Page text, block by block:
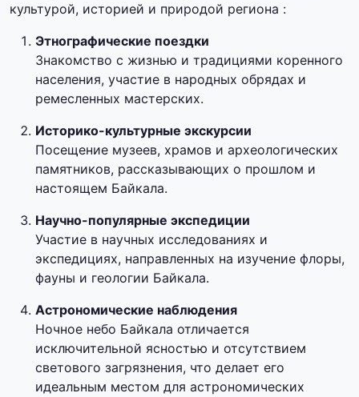
культурой, историей и природой региона :
Этнографические поездки
Знакомство с жизнью и традициями коренного
населения, участие в народных обрядах и
ремесленных мастерских.
Историко-культурные экскурсии
Посещение музеев, храмов и археологических
памятников, рассказывающих о прошлом и
настоящем Байкала.
Научно-популярные экспедиции
Участие в научных исследованиях и
экспедициях, направленных на изучение флоры,
фауны и геологии Байкала.
Астрономические наблюдения
Ночное небо Байкала отличается
исключительной ясностью и отсутствием
светового загрязнения, что делает его
идеальным местом для астрономических